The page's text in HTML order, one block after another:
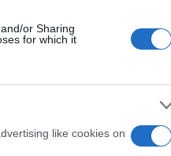
or Sharing
for which it
like cookies on
cieco
senza